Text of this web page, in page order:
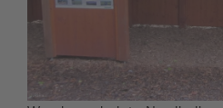
Hauptwegewart des
benannt wurde. Von ihm hast
weit über den Märkischen
steht der 130 m hohe